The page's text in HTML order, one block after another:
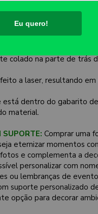
97x137mm
DIGITAL
colado na parte de trás
a laser, resultando em
está dentro do gabarito
material.
SUPORTE: Comprar uma
eternizar momentos
e complementa a
personalizar com
ou lembranças de
suporte personalizado
opção para decorar
Eu quero!